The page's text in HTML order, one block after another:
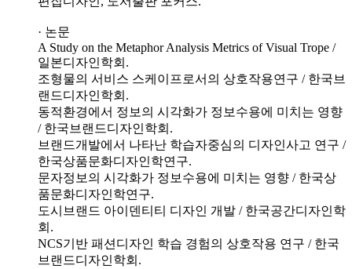
· 논문
A Study on the Metaphor Analysis Metrics of Visual Trope /
일본디자인학회.
조형물의 서비스 스케이프로서의 상호작용연구 / 한국브
랜드디자인학회.
동적환경에서 정보의 시각화가 정보수용에 미치는 영향
/ 한국브랜드디자인학회.
브랜드개발에서 나타난 학습자중심의 디자인사고 연구 /
한국상품문화디자인학연구.
문자정보의 시각화가 정보수용에 미치는 영향 / 한국상
품문화디자인학연구.
도시브랜드 아이덴티티 디자인 개발 / 한국공간디자인학
회.
NCS기반 패션디자인 학습 경험의 상호작용 연구 / 한국
브랜드디자인학회.